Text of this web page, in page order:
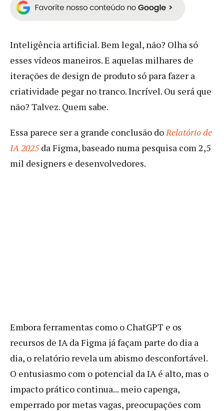
Inteligência artificial. Bem legal, não? Olha só
esses vídeos maneiros. E aquelas milhares de
iterações de design de produto só para fazer a
criatividade pegar no tranco. Incrível. Ou será que
não? Talvez. Quem sabe.
Essa parece ser a grande conclusão doRelatório de
IA 2025da Figma, baseado numa pesquisa com 2,5
mil designers e desenvolvedores.
Embora ferramentas como o ChatGPT e os
recursos de IA da Figma já façam parte do dia a
dia, o relatório revela um abismo desconfortável.
O entusiasmo com o potencial da IA é alto, mas o
impacto prático continua... meio capenga,
emperrado por metas vagas, preocupações com